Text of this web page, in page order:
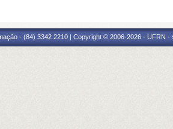
- (84) 3342 2210 | Copyright © 2006-2026 - UFRN